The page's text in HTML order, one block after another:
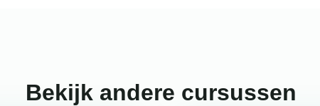
Bekijk andere cursussen